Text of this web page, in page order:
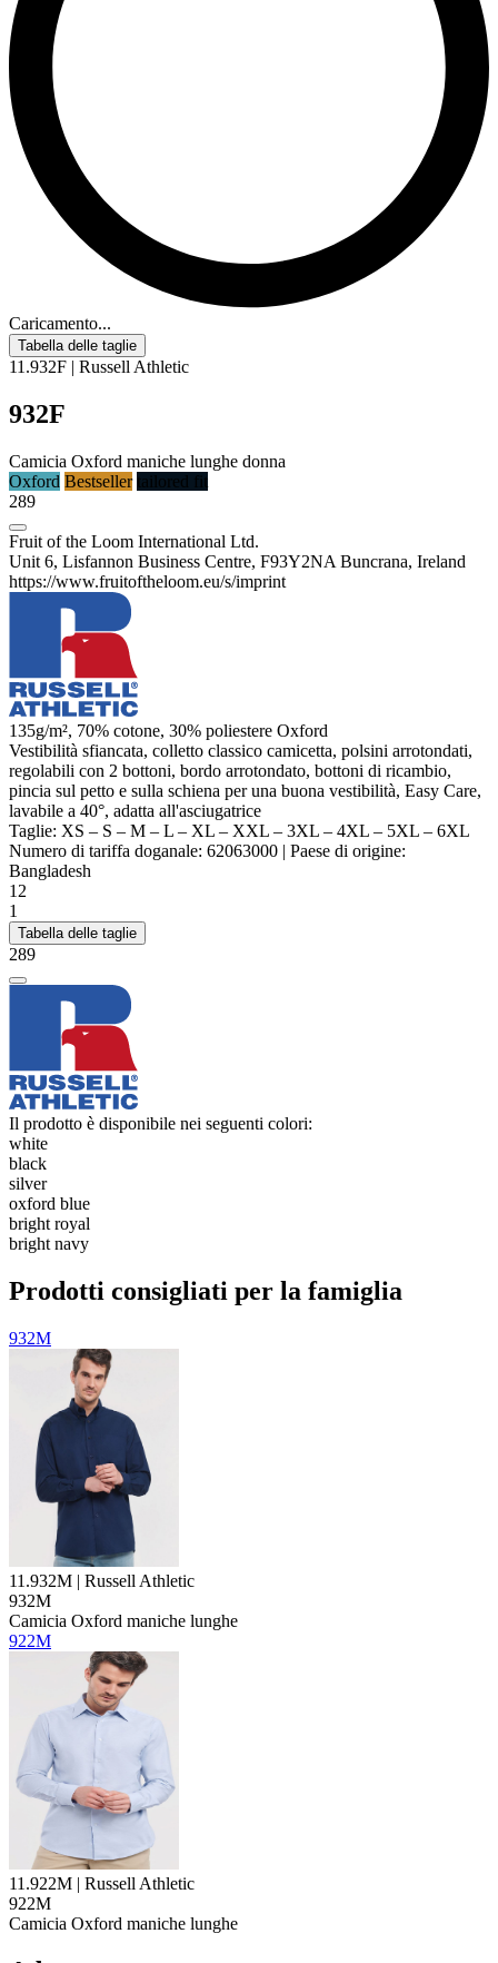
Caricamento...
Tabella delle taglie
11.932F | Russell Athletic
932F
Camicia Oxford maniche lunghe donna
Oxford Bestseller tailored fit
289
Fruit of the Loom International Ltd.
Unit 6, Lisfannon Business Centre, F93Y2NA Buncrana, Ireland
https://www.fruitoftheloom.eu/s/imprint
135g/m², 70% cotone, 30% poliestere Oxford
Vestibilità sfiancata, colletto classico camicetta, polsini arrotondati,
regolabili con 2 bottoni, bordo arrotondato, bottoni di ricambio,
pincia sul petto e sulla schiena per una buona vestibilità, Easy Care,
lavabile a 40°, adatta all'asciugatrice
Taglie: XS – S – M – L – XL – XXL – 3XL – 4XL – 5XL – 6XL
Numero di tariffa doganale: 62063000 | Paese di origine:
Bangladesh
12
1
Tabella delle taglie
289
Il prodotto è disponibile nei seguenti colori:
white
black
silver
oxford blue
bright royal
bright navy
Prodotti consigliati per la famiglia
932M
11.932M | Russell Athletic
932M
Camicia Oxford maniche lunghe
922M
11.922M | Russell Athletic
922M
Camicia Oxford maniche lunghe